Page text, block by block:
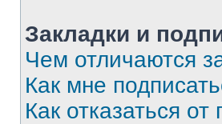
Закладки и
Чем отличаются
Как мне
Как отказаться от